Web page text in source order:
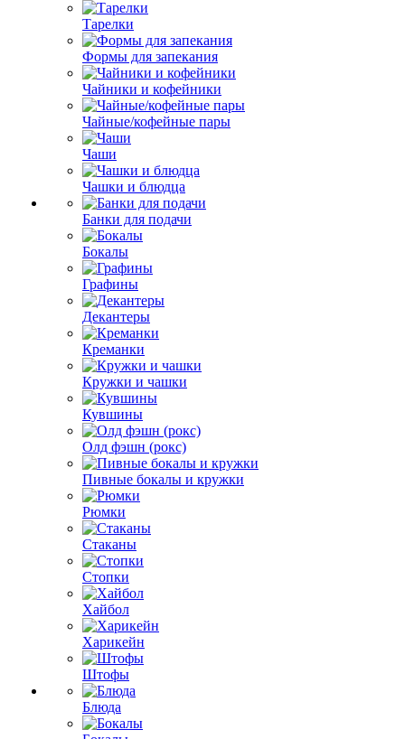
Тарелки
Формы для запекания
Чайники и кофейники
Чайные/кофейные пары
Чаши
Чашки и блюдца
Банки для подачи
Бокалы
Графины
Декантеры
Креманки
Кружки и чашки
Кувшины
Олд фэшн (рокс)
Пивные бокалы и кружки
Рюмки
Стаканы
Стопки
Хайбол
Харикейн
Штофы
Блюда